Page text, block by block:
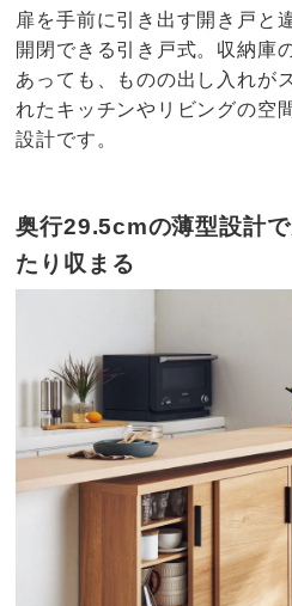
扉を手前に引き出す開き戸と
開閉できる引き戸式。収納庫
あっても、ものの出し入れが
れたキッチンやリビングの空
設計です。
奥行29.5cmの薄型設計
たり収まる